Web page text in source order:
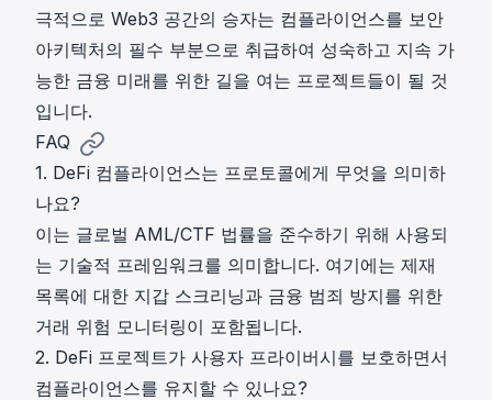
극적으로 Web3 공간의 승자는 컴플라이언스를 보안
아키텍처의 필수 부분으로 취급하여 성숙하고 지속 가
능한 금융 미래를 위한 길을 여는 프로젝트들이 될 것
입니다.
FAQ
1. DeFi 컴플라이언스는 프로토콜에게 무엇을 의미하
나요?
이는 글로벌 AML/CTF 법률을 준수하기 위해 사용되
는 기술적 프레임워크를 의미합니다. 여기에는 제재
목록에 대한 지갑 스크리닝과 금융 범죄 방지를 위한
거래 위험 모니터링이 포함됩니다.
2. DeFi 프로젝트가 사용자 프라이버시를 보호하면서
컴플라이언스를 유지할 수 있나요?